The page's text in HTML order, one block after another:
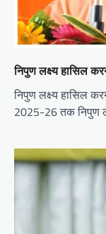
निपुण लक्ष्य हासिल
निपुण लक्ष्य हासिल
2025-26 तक निपुण